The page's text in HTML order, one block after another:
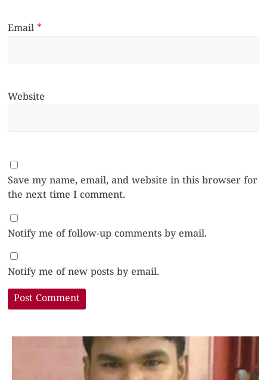
Email*
Website
Save my name, email, and website in this browser for
the next time I comment.
Notify me of follow-up comments by email.
Notify me of new posts by email.